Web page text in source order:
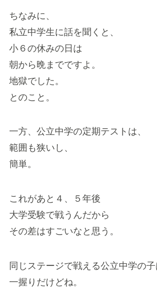
ちなみに、
私立中学生に話を聞くと、
小６の休みの日は
朝から晩までですよ。
地獄でした。
とのこと。
一方、公立中学の定期テストは、
範囲も狭いし、
簡単。
これがあと４、５年後
大学受験で戦うんだから
その差はすごいなと思う。
同じステージで戦える公立中学の子
一握りだけどね。